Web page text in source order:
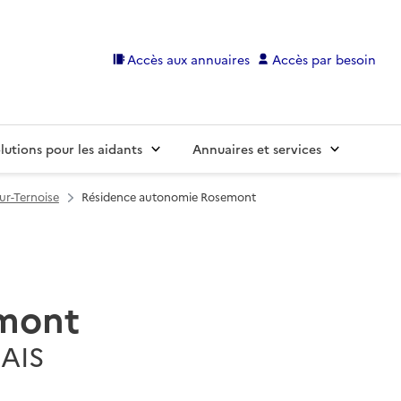
Accès aux annuaires Accès par besoin
pour les aidants Annuaires et services
Ternoise Résidence autonomie Rosemont